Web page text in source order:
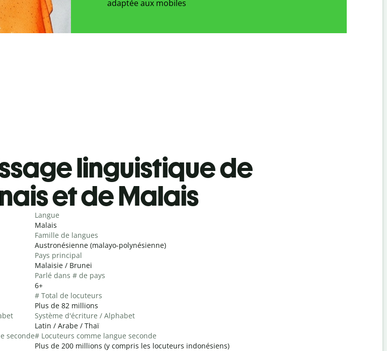
adaptée aux mobiles
linguistique de
et de Malais
seconde
Langue
Malais
Famille de langues
Austronésienne (malayo-polynésienne)
Pays principal
Malaisie / Brunei
Parlé dans # de pays
6+
# Total de locuteurs
Plus de 82 millions
Système d'écriture / Alphabet
Latin / Arabe / Thaï
# Locuteurs comme langue seconde
Plus de 200 millions (y compris les locuteurs indonésiens)